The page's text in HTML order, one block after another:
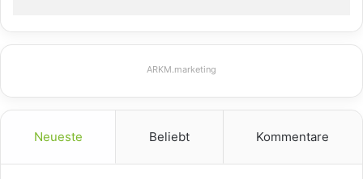
ARKM.marketing
Neueste Beliebt Kommentare